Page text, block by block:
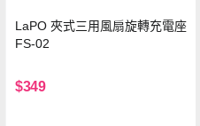
LaPO 夾式三用風扇旋轉充電座
FS-02
$349